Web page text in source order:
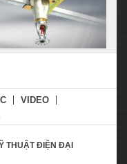
VIDEO
THUẬT ĐIỆN ĐẠI